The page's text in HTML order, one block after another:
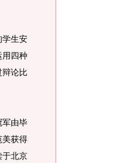
学生安
用四种
辩论比
由毕
美获得
于北京